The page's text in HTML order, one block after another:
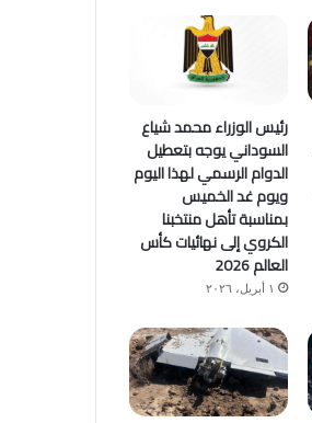
رئيس الوزراء محمد شياع
السوداني يوجه بتعطيل
الدوام الرسمي لهذا اليوم
ويوم غد الخميس
بمناسبة تأهل منتخبنا
الكروي إلى نهائيات كأس
العالم 2026
١ أبريل، ٢٠٢٦